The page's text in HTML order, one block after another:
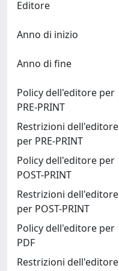
Editore
Anno di inizio
Anno di fine
Policy dell'editore per
PRE-PRINT
Restrizioni dell'editore
per PRE-PRINT
Policy dell'editore per
POST-PRINT
Restrizioni dell'editore
per POST-PRINT
Policy dell'editore per
PDF
Restrizioni dell'editore